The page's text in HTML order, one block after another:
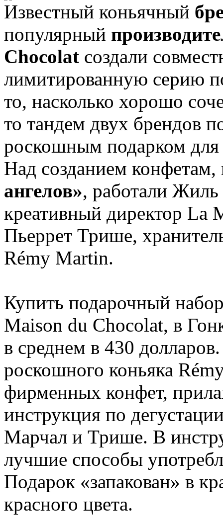
Известный коньячный
популярный
Chocolat создали
лимитированную серию
то, насколько хорошо
то тандем двух брендов
роскошным подарком для
Над созданием
ангелов», работали
креативный директор La
Пьеррет Трише,
Rémy Martin.
Купить подарочный
Maison du Chocolat, в
в среднем в 430
роскошного коньяка
фирменных конфет,
инструкция по
Марчал и Трише. В
лучшие способы
Подарок «запакован» в
красного цвета.